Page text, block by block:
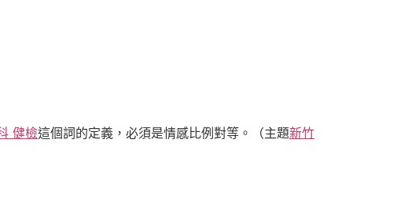
健檢這個詞的定義，必須是情感比例對等。（主題新竹